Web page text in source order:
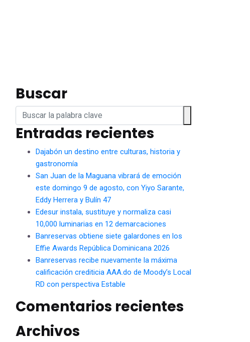
Buscar
Entradas recientes
Dajabón un destino entre culturas, historia y
gastronomía
San Juan de la Maguana vibrará de emoción
este domingo 9 de agosto, con Yiyo Sarante,
Eddy Herrera y Bulín 47
Edesur instala, sustituye y normaliza casi
10,000 luminarias en 12 demarcaciones
Banreservas obtiene siete galardones en los
Effie Awards República Dominicana 2026
Banreservas recibe nuevamente la máxima
calificación crediticia AAA.do de Moody’s Local
RD con perspectiva Estable
Comentarios recientes
Archivos